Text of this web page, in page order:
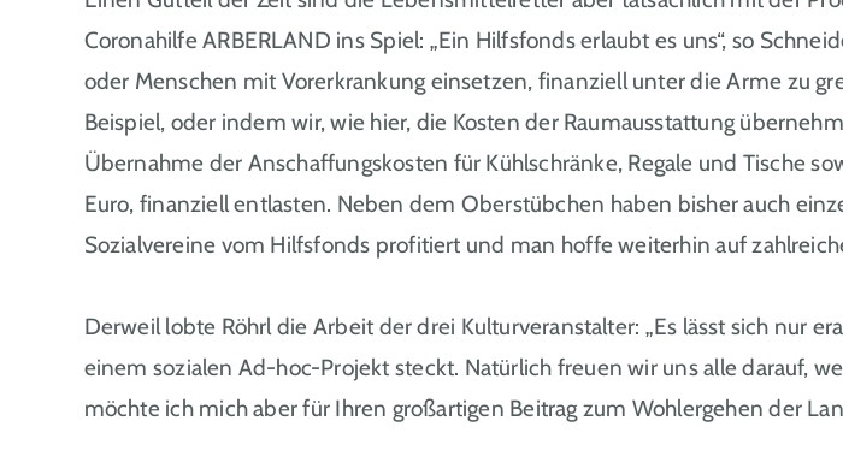
Coronahilfe ARBERLAND ins Spiel: „Ein Hilfsfonds erlaubt es uns“, so
oder Menschen mit Vorerkrankung einsetzen, finanziell unter die Arme zu
Beispiel, oder indem wir, wie hier, die Kosten der Raumausstattung
Übernahme der Anschaffungskosten für Kühlschränke, Regale und Tische
Euro, finanziell entlasten. Neben dem Oberstübchen haben bisher auch
Sozialvereine vom Hilfsfonds profitiert und man hoffe weiterhin auf
Derweil lobte Röhrl die Arbeit der drei Kulturveranstalter: „Es lässt sich nur
einem sozialen Ad-hoc-Projekt steckt. Natürlich freuen wir uns alle darauf,
möchte ich mich aber für Ihren großartigen Beitrag zum Wohlergehen der